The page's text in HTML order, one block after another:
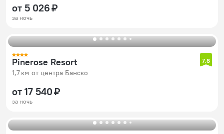
от 5 026 ₽
за ночь
Pinerose Resort
1,7 км от центра Банско
7,8
от 17 540 ₽
за ночь